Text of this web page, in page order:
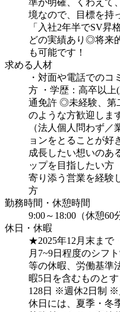
準が明確、くわえて
境なので、目標を持
「入社2年半でSV昇
どの実績あり◎将来
も可能です！
求める人材
・対面や電話でのコ
方
・学歴：高卒以
通免許 ◎未経験、第
のような方歓迎しま
（法人個人問わず／
ョンをとることが好
成長したい想いのあ
ップを目指したい方
寄り添う営業を経験
方
勤務時間・休憩時間
9:00～18:00（休憩60
休日・休暇
★2025年12月末まで
月7~9日程度のシフト
等の休暇、労働基準
暇5日を含むものとす
128日 ※週休2日制 ※
休日には、夏季・冬